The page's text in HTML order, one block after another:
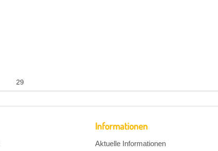
29
Informationen
Aktuelle Informationen